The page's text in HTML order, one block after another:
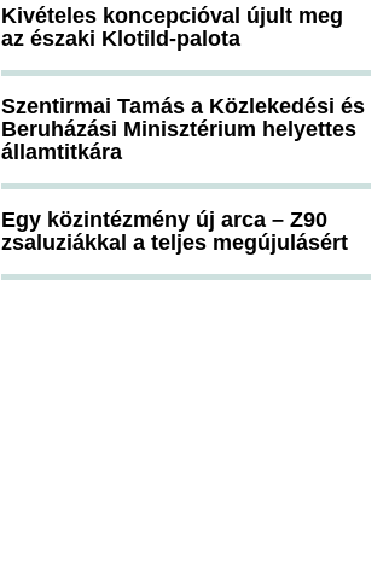
Kivételes koncepcióval újult meg
az északi Klotild-palota
Szentirmai Tamás a Közlekedési és
Beruházási Minisztérium helyettes
államtitkára
Egy közintézmény új arca – Z90
zsaluziákkal a teljes megújulásért